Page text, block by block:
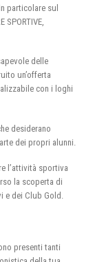
particolare sul
SPORTIVE,
delle
un’offerta
con i loghi
desiderano
dei propri alunni.
l’attività sportiva
la scoperta di
dei Club Gold.
presenti tanti